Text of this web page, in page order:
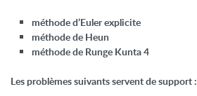
méthode d’Euler explicite
méthode de Heun
méthode de Runge Kunta 4
Les problèmes suivants servent de support :